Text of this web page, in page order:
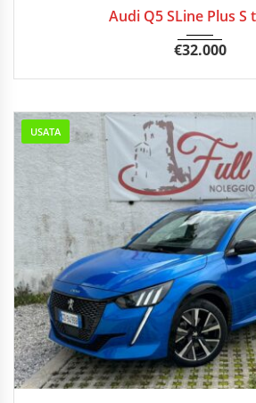
Audi Q5 SLine Plus S
€32.000
USATA